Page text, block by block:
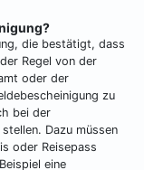
die bestätigt, dass
Regel von der
oder der
zu
bei der
Dazu müssen
oder Reisepass
eine